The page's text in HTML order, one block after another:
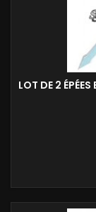
LOT DE 2